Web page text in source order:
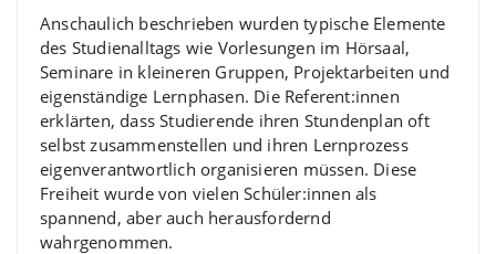
Anschaulich beschrieben wurden typische Elemente
des Studienalltags wie Vorlesungen im Hörsaal,
Seminare in kleineren Gruppen, Projektarbeiten und
eigenständige Lernphasen. Die Referent:innen
erklärten, dass Studierende ihren Stundenplan oft
selbst zusammenstellen und ihren Lernprozess
eigenverantwortlich organisieren müssen. Diese
Freiheit wurde von vielen Schüler:innen als
spannend, aber auch herausfordernd
wahrgenommen.